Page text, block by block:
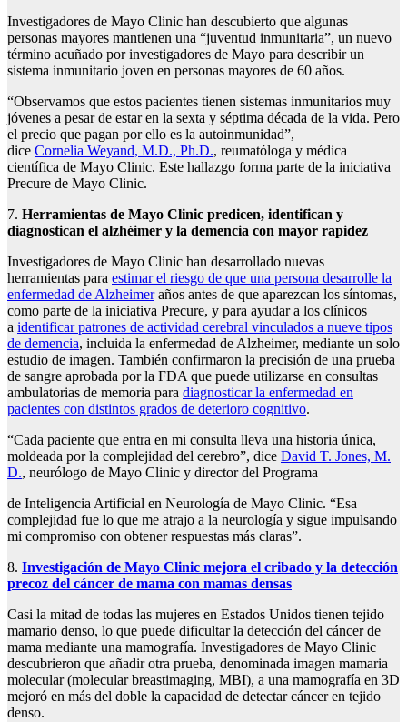
Investigadores de Mayo Clinic han descubierto que algunas
personas mayores mantienen una “juventud inmunitaria”, un nuevo
término acuñado por investigadores de Mayo para describir un
sistema inmunitario joven en personas mayores de 60 años.
“Observamos que estos pacientes tienen sistemas inmunitarios muy
jóvenes a pesar de estar en la sexta y séptima década de la vida. Pero
el precio que pagan por ello es la autoinmunidad”,
dice Cornelia Weyand, M.D., Ph.D., reumatóloga y médica
científica de Mayo Clinic. Este hallazgo forma parte de la iniciativa
Precure de Mayo Clinic.
7. Herramientas de Mayo Clinic predicen, identifican y
diagnostican el alzhéimer y la demencia con mayor rapidez
Investigadores de Mayo Clinic han desarrollado nuevas
herramientas para estimar el riesgo de que una persona desarrolle la
enfermedad de Alzheimeraños antes de que aparezcan los síntomas,
como parte de la iniciativa Precure, y para ayudar a los clínicos
a identificar patrones de actividad cerebral vinculados a nueve tipos
de demencia, incluida la enfermedad de Alzheimer, mediante un solo
estudio de imagen. También confirmaron la precisión de una prueba
de sangre aprobada por la FDA que puede utilizarse en consultas
ambulatorias de memoria para diagnosticar la enfermedad en
pacientes con distintos grados de deterioro cognitivo.
“Cada paciente que entra en mi consulta lleva una historia única,
moldeada por la complejidad del cerebro”, dice David T. Jones, M.
D., neurólogo de Mayo Clinic y director del Programa
de Inteligencia Artificial en Neurología de Mayo Clinic. “Esa
complejidad fue lo que me atrajo a la neurología y sigue impulsando
mi compromiso con obtener respuestas más claras”.
8. Investigación de Mayo Clinic mejora el cribado y la detección
precoz del cáncer de mama con mamas densas
Casi la mitad de todas las mujeres en Estados Unidos tienen tejido
mamario denso, lo que puede dificultar la detección del cáncer de
mama mediante una mamografía. Investigadores de Mayo Clinic
descubrieron que añadir otra prueba, denominada imagen mamaria
molecular (molecular breastimaging, MBI), a una mamografía en 3D
mejoró en más del doble la capacidad de detectar cáncer en tejido
denso.